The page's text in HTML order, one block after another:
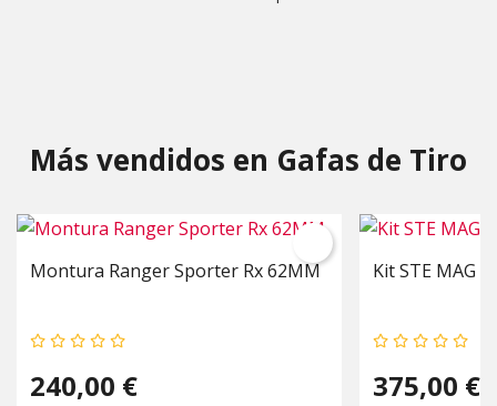
Más vendidos en Gafas de Tiro
Montura Ranger Sporter Rx 62MM
240,00 €
Kit STE MAG
375,00 €